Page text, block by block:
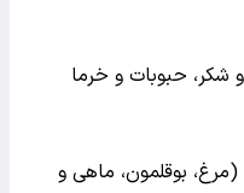
و شکر، حبوبات و خرما
بوقلمون، ماهی و